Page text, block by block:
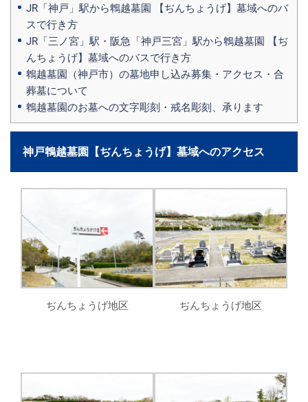
JR「神戸」駅から鵯越墓園 【ぢんちょうげ】墓域へのバ
スで行き方
JR「三ノ宮」駅・阪急「神戸三宮」駅から鵯越墓園 【ぢ
んちょうげ】墓域へのバスで行き方
鵯越墓園（神戸市）の墓地申し込み募集・アクセス・合
葬墓について
鵯越墓園のお墓への文字彫刻・戒名彫刻、承ります
神戸鵯越墓園【ぢんちょうげ】墓域へのアクセス
ぢんちょうげ地区 ぢんちょうげ地区